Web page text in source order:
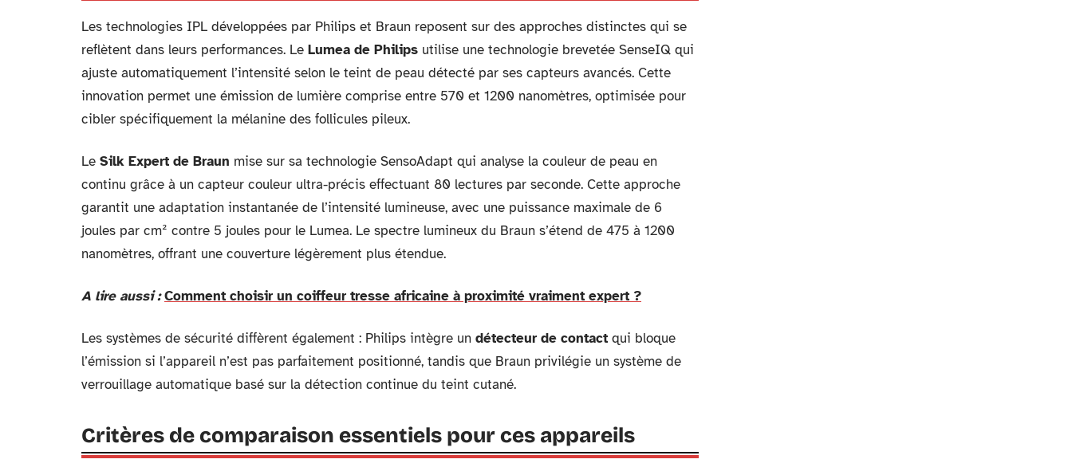
Les technologies IPL développées par Philips et Braun reposent sur des approches distinctes qui se
reflètent dans leurs performances. Le Lumea de Philips utilise une technologie brevetée SenseIQ qui
ajuste automatiquement l’intensité selon le teint de peau détecté par ses capteurs avancés. Cette
innovation permet une émission de lumière comprise entre 570 et 1200 nanomètres, optimisée pour
cibler spécifiquement la mélanine des follicules pileux.
Le Silk Expert de Braun mise sur sa technologie SensoAdapt qui analyse la couleur de peau en
continu grâce à un capteur couleur ultra-précis effectuant 80 lectures par seconde. Cette approche
garantit une adaptation instantanée de l’intensité lumineuse, avec une puissance maximale de 6
joules par cm² contre 5 joules pour le Lumea. Le spectre lumineux du Braun s’étend de 475 à 1200
nanomètres, offrant une couverture légèrement plus étendue.
A lire aussi : Comment choisir un coiffeur tresse africaine à proximité vraiment expert ?
Les systèmes de sécurité diffèrent également : Philips intègre un détecteur de contact qui bloque
l’émission si l’appareil n’est pas parfaitement positionné, tandis que Braun privilégie un système de
verrouillage automatique basé sur la détection continue du teint cutané.
Critères de comparaison essentiels pour ces appareils